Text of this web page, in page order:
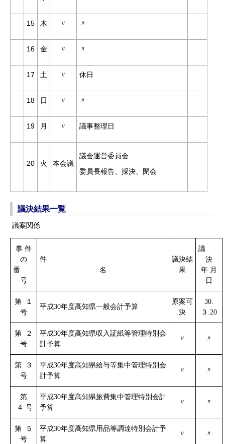
15 木 〃 〃
16 金 〃 〃
17 土 〃 休日
18 日 〃 〃
19 月 〃 議事整理日
20 火 本会議
議会運営委員会
委員長報告、採決、閉会
議決結果一覧
議案関係
事 件
の
番
号
件
名
議決結
果
議
決
年 月
日
第 １
号
平成30年度高知県一般会計予算
原案可
決
30.
３.20
第 ２
号
平成30年度高知県収入証紙等管理特別会
計予算
〃 〃
第 ３
号
平成30年度高知県給与等集中管理特別会
計予算
〃 〃
第
４ 号
平成30年度高知県旅費集中管理特別会計
予算
〃 〃
第 ５
号
平成30年度高知県用品等調達特別会計予
算
〃 〃